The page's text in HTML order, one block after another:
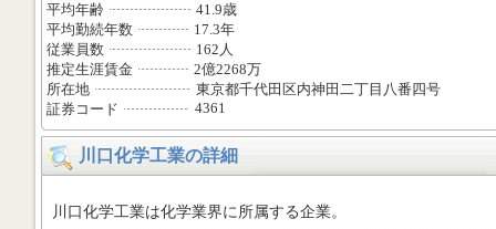
平均年齢
41.9歳
平均勤続年数
17.3年
従業員数
162人
推定生涯賃金
2億2268万
所在地
東京都千代田区内神田二丁目八番四号
証券コード
4361
川口化学工業の詳細
川口化学工業は化学業界に所属する企業。